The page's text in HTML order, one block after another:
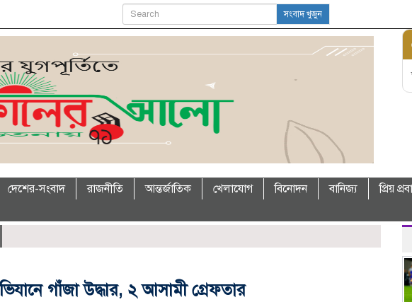
সংবাদ খুজুন
দেশের-সংবাদ রাজনীতি আন্তর্জাতিক খেলাযোগ বিনোদন বানিজ্য প্রিয়
গাঁজা উদ্ধার, ২ আসামী গ্রেফতার